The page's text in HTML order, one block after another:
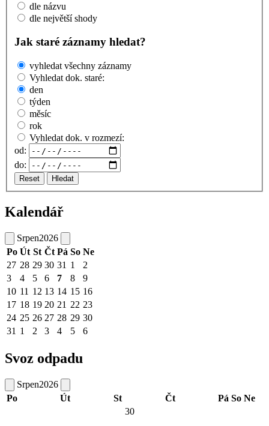
dle názvu
dle největší shody
Jak staré záznamy hledat?
vyhledat všechny záznamy
Vyhledat dok. staré:
den
týden
měsíc
rok
Vyhledat dok. v rozmezí:
od:
do:
Reset Hledat
Kalendář
Srpen2026
Po Út St Čt Pá So Ne
27 28 29 30 31 1
2
3
4 5 6 7 8
9
10 11 12 13 14 15 16
17 18 19 20 21 22 23
24 25 26 27 28 29 30
31 1 2 3 4 5 6
Svoz odpadu
Srpen2026
Po
Út St Čt Pá So Ne
30